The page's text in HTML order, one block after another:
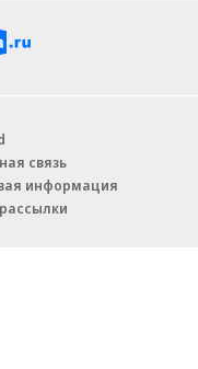
связь
информация